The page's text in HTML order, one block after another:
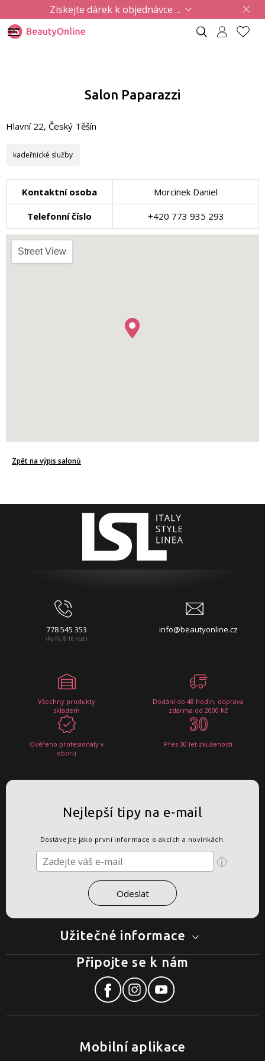
Získejte dárek k objednávce ...
Salon Paparazzi
Hlavní 22, Český Těšín
kadeřnické služby
Kontaktní osoba Morcinek Daniel
Telefonní číslo +420 773 935 293
Street View
Zpět na výpis salonů
778 545 353
(Po-Pá, 8-16 hod.)
info@beautyonline.cz
Všechny produkty
skladem
Dodání do 48 hodin, doprava
zdarma od 2000 Kč
Ověřeno profesionály v
oboru
Přes 30 let zkušeností
Užitečné informace
Nejlepší tipy na e-mail
Dostávejte jako první informace o akcích a novinkách.
Mobilní aplikace
Připojte se k nám